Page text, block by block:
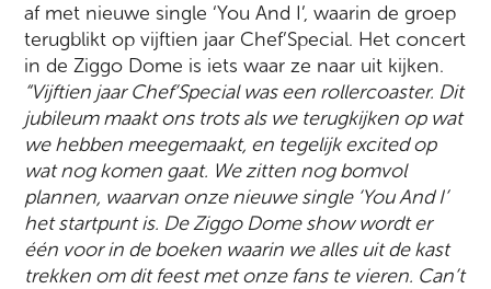
af met nieuwe single ‘You And I’, waarin de groep
terugblikt op vijftien jaar Chef’Special. Het concert
in de Ziggo Dome is iets waar ze naar uit kijken.
“Vijftien jaar Chef’Special was een rollercoaster. Dit
jubileum maakt ons trots als we terugkijken op wat
we hebben meegemaakt, en tegelijk excited op
wat nog komen gaat. We zitten nog bomvol
plannen, waarvan onze nieuwe single ‘You And I’
het startpunt is. De Ziggo Dome show wordt er
één voor in de boeken waarin we alles uit de kast
trekken om dit feest met onze fans te vieren. Can’t